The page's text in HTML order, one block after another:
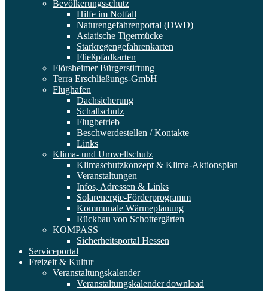
Bevölkerungsschutz
Hilfe im Notfall
Naturengefahrenportal (DWD)
Asiatische Tigermücke
Starkregengefahrenkarten
Fließpfadkarten
Flörsheimer Bürgerstiftung
Terra Erschließungs-GmbH
Flughafen
Dachsicherung
Schallschutz
Flugbetrieb
Beschwerdestellen / Kontakte
Links
Klima- und Umweltschutz
Klimaschutzkonzept & Klima-Aktionsplan
Veranstaltungen
Infos, Adressen & Links
Solarenergie-Förderprogramm
Kommunale Wärmeplanung
Rückbau von Schottergärten
KOMPASS
Sicherheitsportal Hessen
Serviceportal
Freizeit & Kultur
Veranstaltungskalender
Veranstaltungskalender download